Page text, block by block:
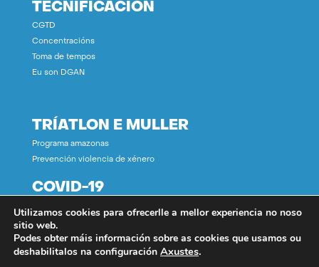
TECNIFICACIÓN
CGTD
Concentracións
Toma de tempos
Eu son DGAN
TRÍATLON E MULLER
Programa amazonas
Prevención violencia de xénero
COVID-19
CONTACTO
Utilizamos cookies para ofrecerlle a mellor experiencia no noso
sitio web.
Podes obter máis información sobre as cookies que usamos ou
deshabilitalos na configuración Axustes.